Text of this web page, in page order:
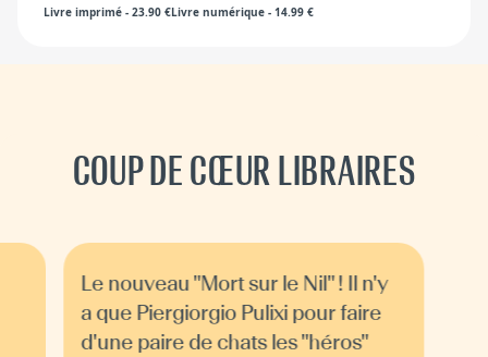
Livre imprimé - 23.90 €Livre numérique - 14.99 €
COUP DE CŒUR LIBRAIRES
Le nouveau "Mort sur le Nil" ! Il n'y
a que Piergiorgio Pulixi pour faire
d'une paire de chats les "héros"